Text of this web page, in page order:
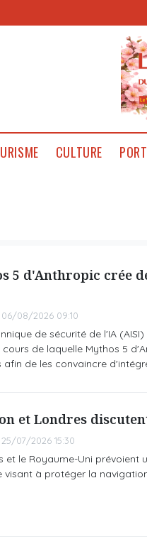
CULTURE
5 d'Anthropic crée
06/08/2026 09:10
de sécurité de l'IA
de laquelle Mythos 5
afin de les convaincre
et Londres
25/07/2026 15:30
et le Royaume-Uni
visant à protéger la